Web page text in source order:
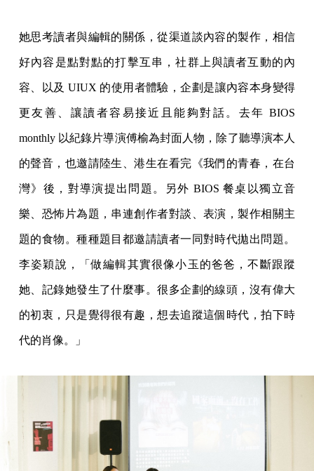
她思考讀者與編輯的關係，從渠道談內容的製作，相信
好內容是點對點的打擊互串，社群上與讀者互動的內
容、以及 UIUX 的使用者體驗，企劃是讓內容本身變得
更友善、讓讀者容易接近且能夠對話。去年 BIOS
monthly 以紀錄片導演傅榆為封面人物，除了聽導演本人
的聲音，也邀請陸生、港生在看完《我們的青春，在台
灣》後，對導演提出問題。另外 BIOS 餐桌以獨立音
樂、恐怖片為題，串連創作者對談、表演，製作相關主
題的食物。種種題目都邀請讀者一同對時代拋出問題。
李姿穎說，「做編輯其實很像小玉的爸爸，不斷跟蹤
她、記錄她發生了什麼事。很多企劃的線頭，沒有偉大
的初衷，只是覺得很有趣，想去追蹤這個時代，拍下時
代的肖像。」